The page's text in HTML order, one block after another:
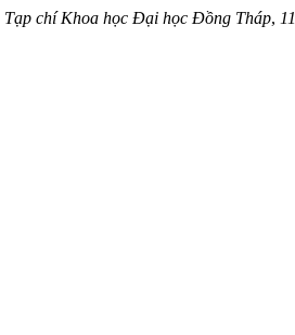
Tạp chí Khoa học Đại học Đồng Tháp, 11